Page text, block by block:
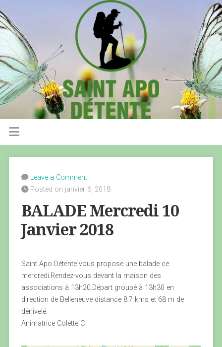
Leave a Comment
Posted on janvier 6, 2018
BALADE Mercredi 10
Janvier 2018
Saint Apo Détente vous propose une balade ce
mercredi.Rendez-vous devant la maison des
associations à 13h20.Départ groupé à 13h30 en
direction de Belleneuve distance 8.7 kms et 68 m de
dénivelé.
Animatrice Colette C